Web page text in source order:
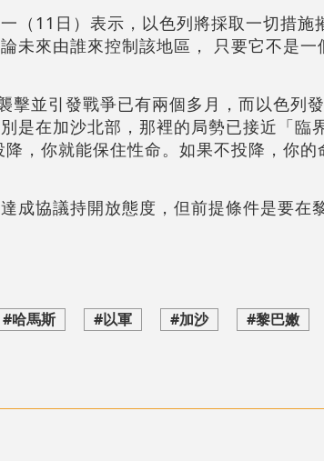
（11日）表示，以色列將採取一切措施
未來由誰來控制該地區， 只要它不是一
擊並引發戰爭已有兩個多月，而以色列
是在加沙北部，那裡的局勢已接近「臨
，你就能保住性命。如果不投降，你的
成協議持開放態度，但前提條件是要在
#哈馬斯 #以軍 #加沙 #黎巴嫩